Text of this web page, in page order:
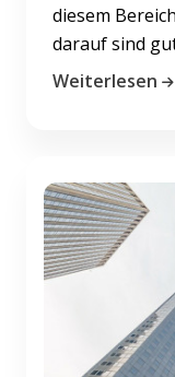
diesem
darauf sind
Weiterlesen